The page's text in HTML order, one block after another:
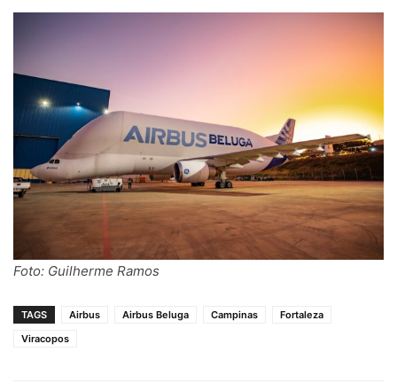
Foto: Guilherme Ramos
TAGS Airbus Airbus Beluga Campinas
Fortaleza
Viracopos